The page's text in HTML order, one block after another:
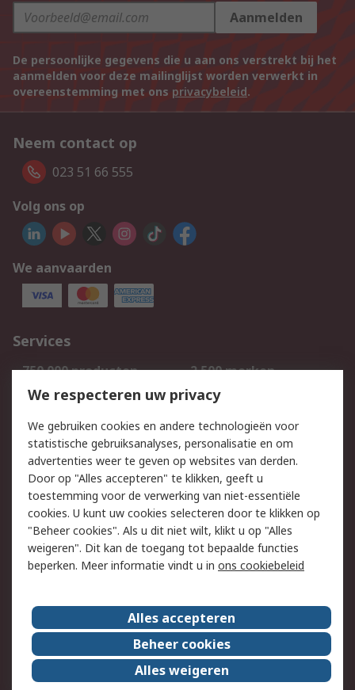
Aanmelden
De persoonlijke gegevens die u aan ons verstrekt bij het
aanmelden voor deze mailinglijst worden verwerkt in
overeenstemming met ons privacybeleid.
Neem contact op
023 51 66 555
Volg ons op
We aanvaarden
Services
750.000 producten
2.500 merken
Bestellen
Inkoopoplossingen
Track & Trace
Wettelijk
Cookiebeleid
Email veiligheid
Privacybeleid
Websitevoorwaarden
Algemene
verkoopvoorwaarden
Over RS
RS Group
Over ons
RS wereldwijd
Werken bij RS
ESG
We respecteren uw privacy
We gebruiken cookies en andere technologieën voor
statistische gebruiksanalyses, personalisatie en om
advertenties weer te geven op websites van derden.
Door op "Alles accepteren" te klikken, geeft u
toestemming voor de verwerking van niet-essentiële
cookies. U kunt uw cookies selecteren door te klikken op
"Beheer cookies". Als u dit niet wilt, klikt u op "Alles
weigeren". Dit kan de toegang tot bepaalde functies
beperken. Meer informatie vindt u in ons cookiebeleid
Alles accepteren
Beheer cookies
Alles weigeren